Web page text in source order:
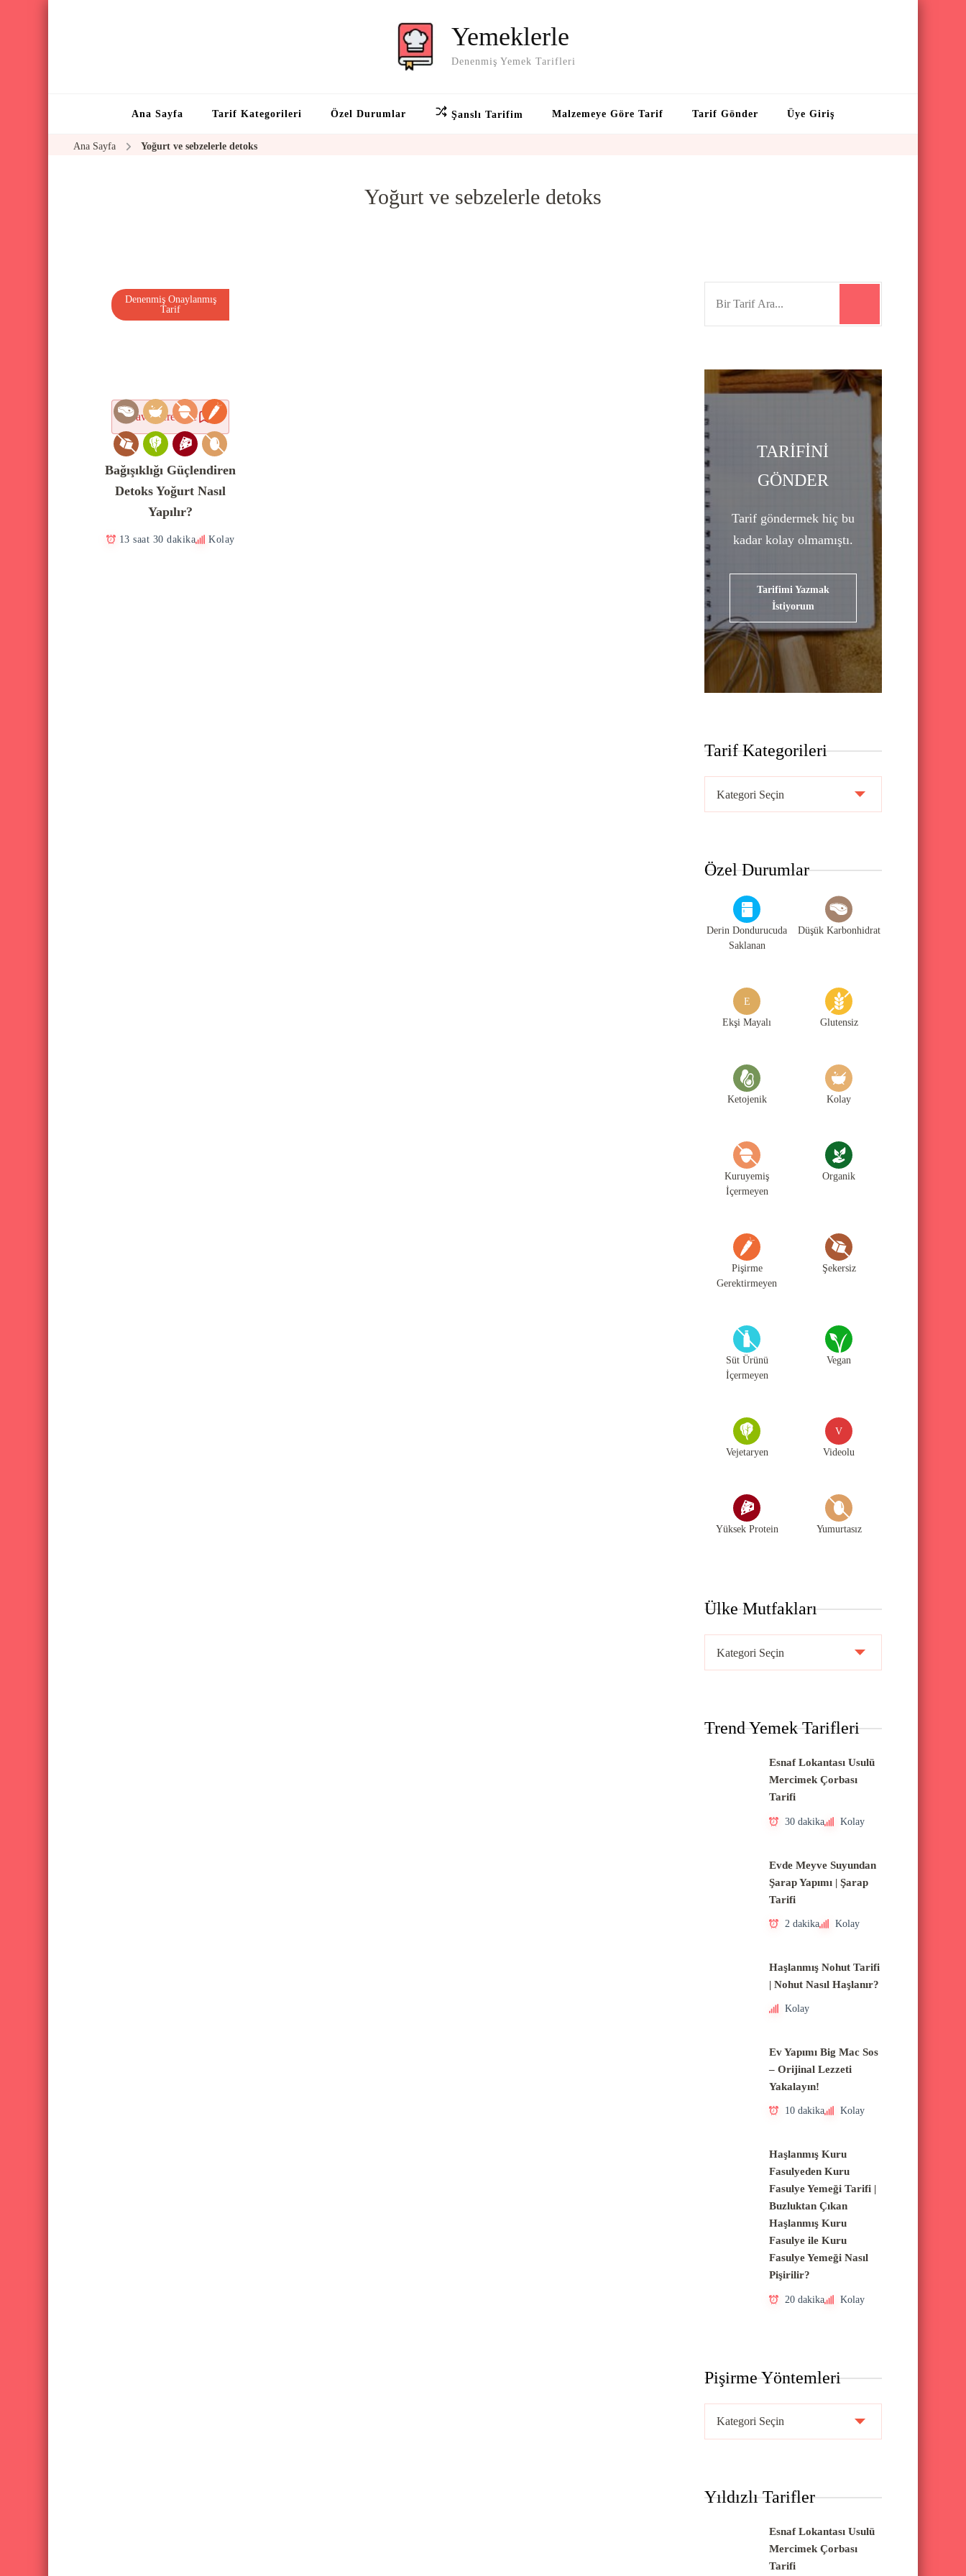
Yemeklerle
Denenmiş Yemek Tarifleri
Ana Sayfa Tarif Kategorileri Özel Durumlar Şanslı Tarifim Malzemeye Göre Tarif Tarif Gönder Üye Giriş
Ana Sayfa Yoğurt ve sebzelerle detoks
Yoğurt ve sebzelerle detoks
Favorilere ekle
Denenmiş Onaylanmış
Tarif
Bağışıklığı Güçlendiren
Detoks Yoğurt Nasıl
Yapılır?
13 saat 30 dakika Kolay
f
o
r
:
TARİFİNİ
GÖNDER
Tarif göndermek hiç bu
kadar kolay olmamıştı.
Tarifimi Yazmak
İstiyorum
Tarif Kategorileri
a
f
t
Özel Durumlar
Derin Dondurucuda
Saklanan
Düşük Karbonhidrat
E
Ekşi Mayalı Glutensiz
Ketojenik Kolay
Kuruyemiş
İçermeyen
Organik
Pişirme
Gerektirmeyen
Şekersiz
Süt Ürünü
İçermeyen
Vegan
Vejetaryen
V
Videolu
Yüksek Protein Yumurtasız
Ülke Mutfakları
l
M
Trend Yemek Tarifleri
Esnaf Lokantası Usulü
Mercimek Çorbası
Tarifi
30 dakika Kolay
Evde Meyve Suyundan
Şarap Yapımı | Şarap
Tarifi
2 dakika Kolay
Haşlanmış Nohut Tarifi
| Nohut Nasıl Haşlanır?
Kolay
Ev Yapımı Big Mac Sos
– Orijinal Lezzeti
Yakalayın!
10 dakika Kolay
Haşlanmış Kuru
Fasulyeden Kuru
Fasulye Yemeği Tarifi |
Buzluktan Çıkan
Haşlanmış Kuru
Fasulye ile Kuru
Fasulye Yemeği Nasıl
Pişirilir?
20 dakika Kolay
Pişirme Yöntemleri
r
Yıldızlı Tarifler
Esnaf Lokantası Usulü
Mercimek Çorbası
Tarifi